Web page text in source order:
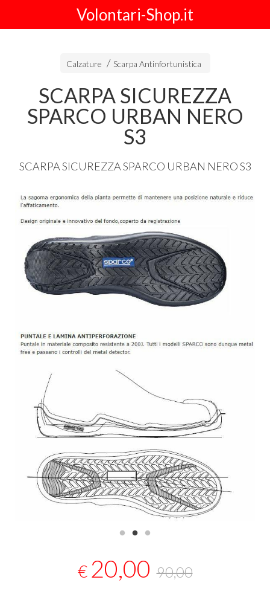
Volontari-Shop.it
Calzature Scarpa Antinfortunistica
SCARPA SICUREZZA
SPARCO URBAN NERO
S3
SCARPASICUREZZASPARCO URBAN NEROS3
€ 20,00 90,00